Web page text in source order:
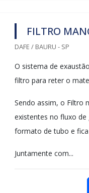
FILTRO
DAFE / BAURU - SP
O sistema de
filtro para reter o
Sendo assim, o Filtro
existentes no fluxo
formato de tubo e
Juntamente com...